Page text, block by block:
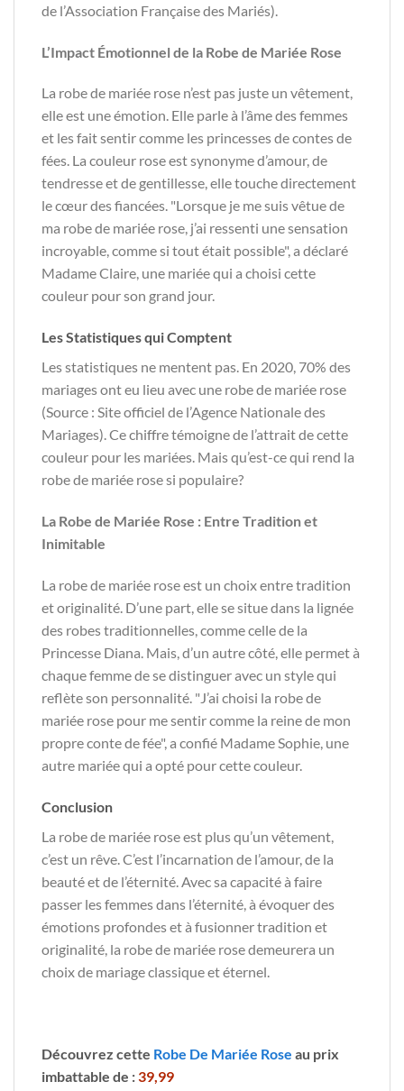
de l’Association Française des Mariés).
L’Impact Émotionnel de la Robe de Mariée Rose
La robe de mariée rose n’est pas juste un vêtement,
elle est une émotion. Elle parle à l’âme des femmes
et les fait sentir comme les princesses de contes de
fées. La couleur rose est synonyme d’amour, de
tendresse et de gentillesse, elle touche directement
le cœur des fiancées. "Lorsque je me suis vêtue de
ma robe de mariée rose, j’ai ressenti une sensation
incroyable, comme si tout était possible", a déclaré
Madame Claire, une mariée qui a choisi cette
couleur pour son grand jour.
Les Statistiques qui Comptent
Les statistiques ne mentent pas. En 2020, 70% des
mariages ont eu lieu avec une robe de mariée rose
(Source : Site officiel de l’Agence Nationale des
Mariages). Ce chiffre témoigne de l’attrait de cette
couleur pour les mariées. Mais qu’est-ce qui rend la
robe de mariée rose si populaire?
La Robe de Mariée Rose : Entre Tradition et
Inimitable
La robe de mariée rose est un choix entre tradition
et originalité. D’une part, elle se situe dans la lignée
des robes traditionnelles, comme celle de la
Princesse Diana. Mais, d’un autre côté, elle permet à
chaque femme de se distinguer avec un style qui
reflète son personnalité. "J’ai choisi la robe de
mariée rose pour me sentir comme la reine de mon
propre conte de fée", a confié Madame Sophie, une
autre mariée qui a opté pour cette couleur.
Conclusion
La robe de mariée rose est plus qu’un vêtement,
c’est un rêve. C’est l’incarnation de l’amour, de la
beauté et de l’éternité. Avec sa capacité à faire
passer les femmes dans l’éternité, à évoquer des
émotions profondes et à fusionner tradition et
originalité, la robe de mariée rose demeurera un
choix de mariage classique et éternel.
Découvrez cette Robe De Mariée Rose au prix
imbattable de :39,99